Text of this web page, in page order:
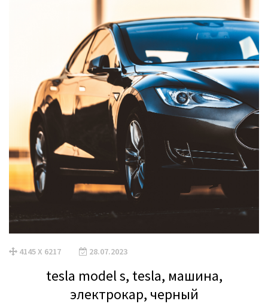
4145 X 6217 28.07.2023
tesla model s, tesla, машина,
электрокар, черный